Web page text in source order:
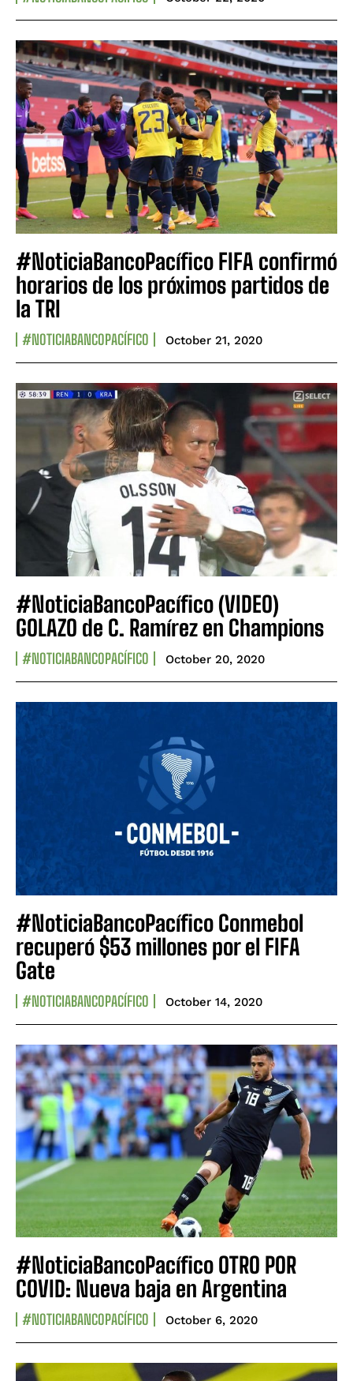
#NoticiaBancoPacífico FIFA confirmó
horarios de los próximos partidos de
la TRI
#NOTICIABANCOPACÍFICO October 21, 2020
#NoticiaBancoPacífico (VIDEO)
GOLAZO de C. Ramírez en Champions
#NOTICIABANCOPACÍFICO October 20, 2020
#NoticiaBancoPacífico Conmebol
recuperó $53 millones por el FIFA
Gate
#NOTICIABANCOPACÍFICO October 14, 2020
#NoticiaBancoPacífico OTRO POR
COVID: Nueva baja en Argentina
#NOTICIABANCOPACÍFICO October 6, 2020